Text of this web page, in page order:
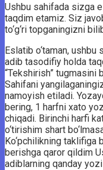
Ushbu sahifada sizga
taqdim etamiz. Siz
to‘g‘ri topganingizni
Eslatib o‘taman,
adib tasodifiy holda
“Tekshirish” tugmasini
Sahifani
namoyish etiladi.
bering, 1 harfni xato
chiqadi. Birinchi harfi
o‘tirishim shart
Ko‘pchilikning taklifiga
berishga qaror qildim
adiblarning qanday